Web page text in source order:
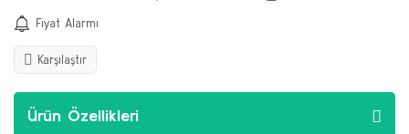
Fiyat Alarmı
Karşılaştır
Ürün Özellikleri